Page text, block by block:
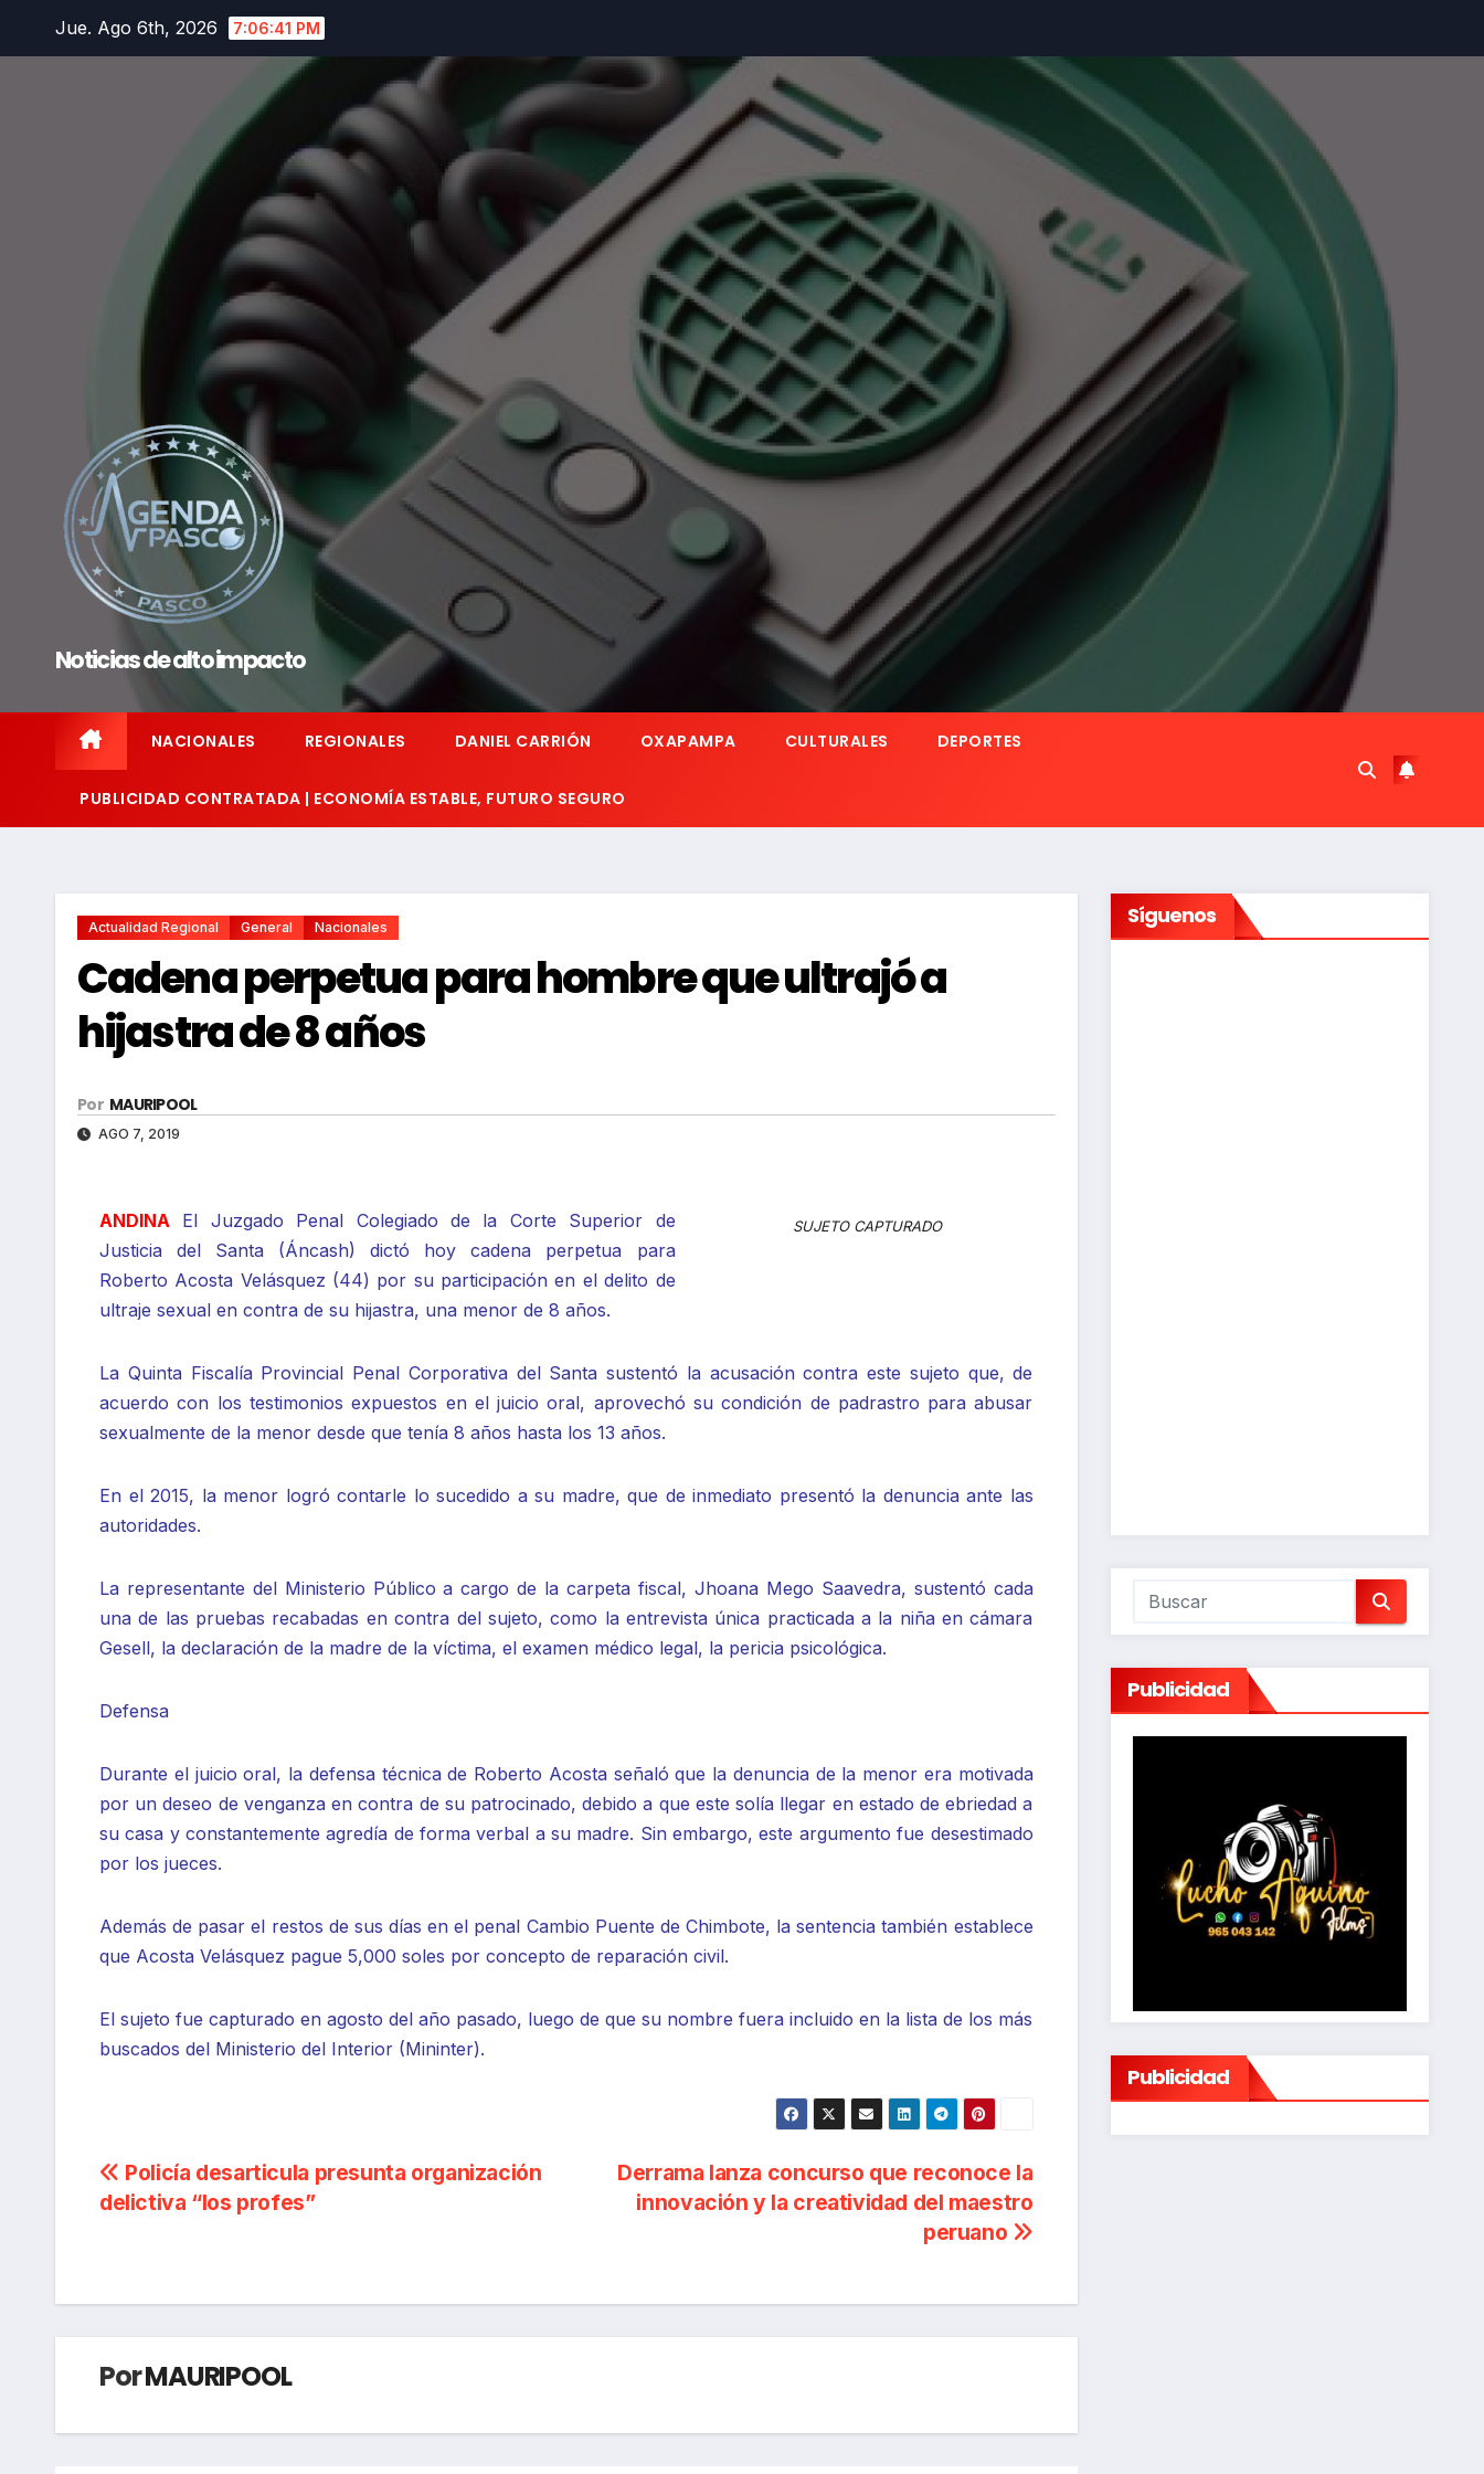
Jue. Ago 6th, 2026 7:06:42 PM
Noticias de alto impacto
NACIONALES REGIONALES DANIEL CARRIÓN OXAPAMPA CULTURALES DEPORTES
PUBLICIDAD CONTRATADA | ECONOMÍA ESTABLE, FUTURO SEGURO
Actualidad Regional General Nacionales
Cadena perpetua para hombre que ultrajó a
hijastra de 8 años
Por MAURIPOOL
AGO 7, 2019
SUJETO CAPTURADO
ANDINA El Juzgado Penal Colegiado de la Corte Superior de
Justicia del Santa (Áncash) dictó hoy cadena perpetua para
Roberto Acosta Velásquez (44) por su participación en el delito de
ultraje sexual en contra de su hijastra, una menor de 8 años.
La Quinta Fiscalía Provincial Penal Corporativa del Santa sustentó la acusación contra este sujeto que, de
acuerdo con los testimonios expuestos en el juicio oral, aprovechó su condición de padrastro para abusar
sexualmente de la menor desde que tenía 8 años hasta los 13 años.
En el 2015, la menor logró contarle lo sucedido a su madre, que de inmediato presentó la denuncia ante las
autoridades.
La representante del Ministerio Público a cargo de la carpeta fiscal, Jhoana Mego Saavedra, sustentó cada
una de las pruebas recabadas en contra del sujeto, como la entrevista única practicada a la niña en cámara
Gesell, la declaración de la madre de la víctima, el examen médico legal, la pericia psicológica.
Defensa
Durante el juicio oral, la defensa técnica de Roberto Acosta señaló que la denuncia de la menor era motivada
por un deseo de venganza en contra de su patrocinado, debido a que este solía llegar en estado de ebriedad a
su casa y constantemente agredía de forma verbal a su madre. Sin embargo, este argumento fue desestimado
por los jueces.
Además de pasar el restos de sus días en el penal Cambio Puente de Chimbote, la sentencia también establece
que Acosta Velásquez pague 5,000 soles por concepto de reparación civil.
El sujeto fue capturado en agosto del año pasado, luego de que su nombre fuera incluido en la lista de los más
buscados del Ministerio del Interior (Mininter).
Navegación
de
Derrama lanza concurso que reconoce la
innovación y la creatividad del maestro
peruano
Policía desarticula presunta organización
delictiva “los profes”
PorMAURIPOOL
Síguenos
Publicidad
Publicidad